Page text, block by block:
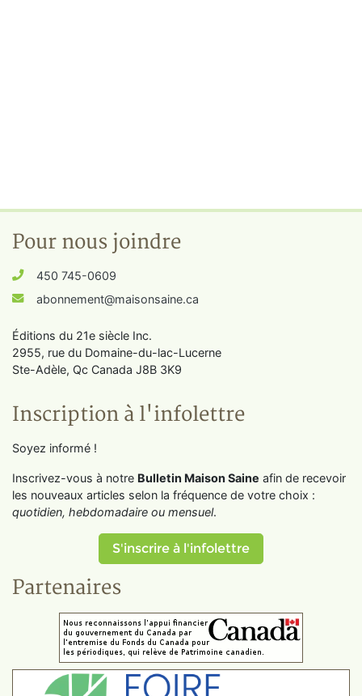
Pour nous joindre
450 745-0609
abonnement@maisonsaine.ca
Éditions du 21e siècle Inc.
2955, rue du Domaine-du-lac-Lucerne
Ste-Adèle, Qc Canada J8B 3K9
Inscription à l'infolettre
Soyez informé !
Inscrivez-vous à notre Bulletin Maison Saine afin de recevoir
les nouveaux articles selon la fréquence de votre choix :
quotidien, hebdomadaire ou mensuel.
S'inscrire à l'infolettre
Partenaires